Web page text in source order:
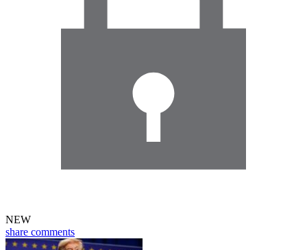
NEW
share comments